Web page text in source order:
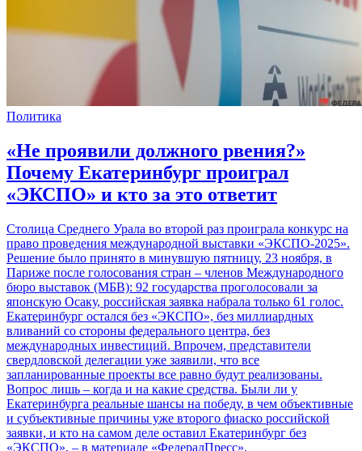
Политика
«Не проявили должного рвения?»
Почему Екатеринбург проиграл
«ЭКСПО» и кто за это ответит
Столица Среднего Урала во второй раз проиграла конкурс на
право проведения международной выставки «ЭКСПО-2025».
Решение было принято в минувшую пятницу, 23 ноября, в
Париже после голосования стран – членов Международного
бюро выставок (МБВ): 92 государства проголосовали за
японскую Осаку, российская заявка набрала только 61 голос.
Екатеринбург остался без «ЭКСПО», без миллиардных
вливаний со стороны федерального центра, без
международных инвестиций. Впрочем, представители
свердловской делегации уже заявили, что все
запланированные проекты все равно будут реализованы.
Вопрос лишь – когда и на какие средства. Были ли у
Екатеринбурга реальные шансы на победу, в чем объективные
и субъективные причины уже второго фиаско российской
заявки, и кто на самом деле оставил Екатеринбург без
«ЭКСПО», – в материале «ФедералПресс».